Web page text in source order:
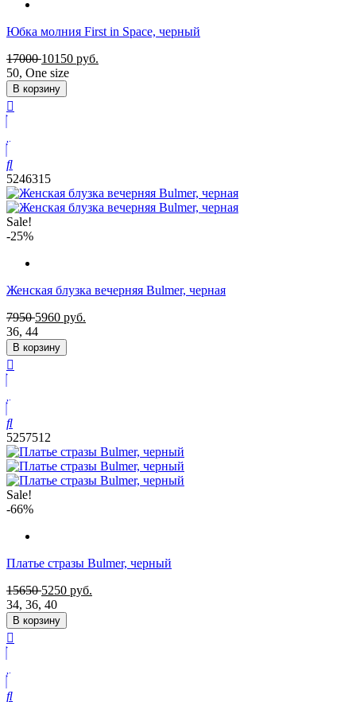
Юбка молния First in Space, черный
17000 10150 руб.
50, One size
В корзину
5246315
Sale!
-25%
Женская блузка вечерняя Bulmer, черная
7950 5960 руб.
36, 44
В корзину
5257512
Sale!
-66%
Платье стразы Bulmer, черный
15650 5250 руб.
34, 36, 40
В корзину